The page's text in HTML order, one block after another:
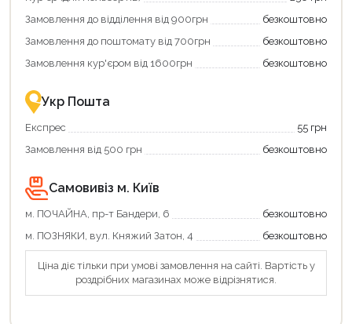
переваги!
картою
єКнига
–
зручно
та
Замовлення до відділення від 900грн
безкоштовно
Замовлення до поштомату від 700грн
безкоштовно
Замовлення кур'єром від 1600грн
безкоштовно
Укр Пошта
Експрес
55 грн
Замовлення від 500 грн
безкоштовно
Самовивіз м. Київ
м. ПОЧАЙНА, пр-т Бандери, 6
безкоштовно
м. ПОЗНЯКИ, вул. Княжий Затон, 4
безкоштовно
Ціна діє тільки при умові замовлення на сайті. Вартість у
роздрібних магазинах може відрізнятися.